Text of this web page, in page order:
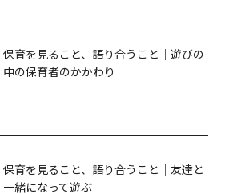
保育を見ること、語り合うこと｜遊びの
中の保育者のかかわり
保育を見ること、語り合うこと｜友達と
一緒になって遊ぶ